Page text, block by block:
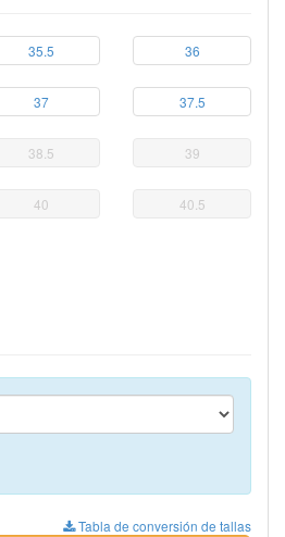
35.5 36
37 37.5
38.5 39
40 40.5
Tabla de conversión de tallas